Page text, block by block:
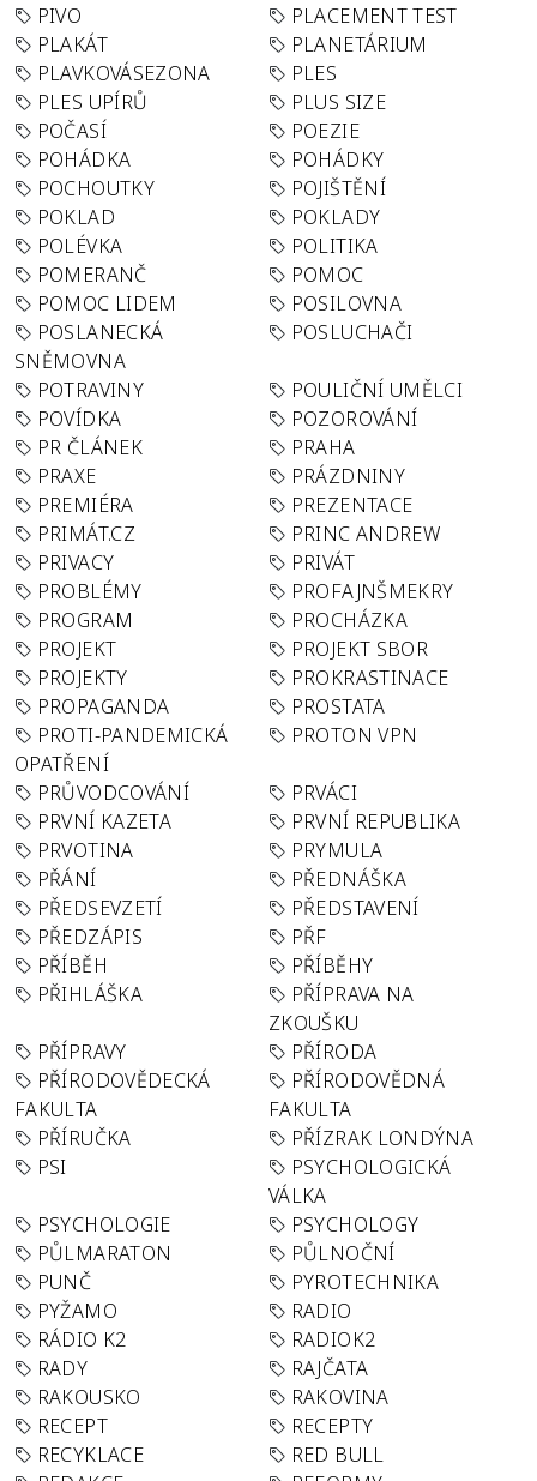
PIVO
PLACEMENT TEST
PLAKÁT
PLANETÁRIUM
PLAVKOVÁSEZONA
PLES
PLES UPÍRŮ
PLUS SIZE
POČASÍ
POEZIE
POHÁDKA
POHÁDKY
POCHOUTKY
POJIŠTĚNÍ
POKLAD
POKLADY
POLÉVKA
POLITIKA
POMERANČ
POMOC
POMOC LIDEM
POSILOVNA
POSLANECKÁ
SNĚMOVNA
POSLUCHAČI
POTRAVINY
POULIČNÍ UMĚLCI
POVÍDKA
POZOROVÁNÍ
PR ČLÁNEK
PRAHA
PRAXE
PRÁZDNINY
PREMIÉRA
PREZENTACE
PRIMÁT.CZ
PRINC ANDREW
PRIVACY
PRIVÁT
PROBLÉMY
PROFAJNŠMEKRY
PROGRAM
PROCHÁZKA
PROJEKT
PROJEKT SBOR
PROJEKTY
PROKRASTINACE
PROPAGANDA
PROSTATA
PROTI-PANDEMICKÁ
OPATŘENÍ
PROTON VPN
PRŮVODCOVÁNÍ
PRVÁCI
PRVNÍ KAZETA
PRVNÍ REPUBLIKA
PRVOTINA
PRYMULA
PŘÁNÍ
PŘEDNÁŠKA
PŘEDSEVZETÍ
PŘEDSTAVENÍ
PŘEDZÁPIS
PŘF
PŘÍBĚH
PŘÍBĚHY
PŘIHLÁŠKA
PŘÍPRAVA NA
ZKOUŠKU
PŘÍPRAVY
PŘÍRODA
PŘÍRODOVĚDECKÁ
FAKULTA
PŘÍRODOVĚDNÁ
FAKULTA
PŘÍRUČKA
PŘÍZRAK LONDÝNA
PSI
PSYCHOLOGICKÁ
VÁLKA
PSYCHOLOGIE
PSYCHOLOGY
PŮLMARATON
PŮLNOČNÍ
PUNČ
PYROTECHNIKA
PYŽAMO
RADIO
RÁDIO K2
RADIOK2
RADY
RAJČATA
RAKOUSKO
RAKOVINA
RECEPT
RECEPTY
RECYKLACE
RED BULL